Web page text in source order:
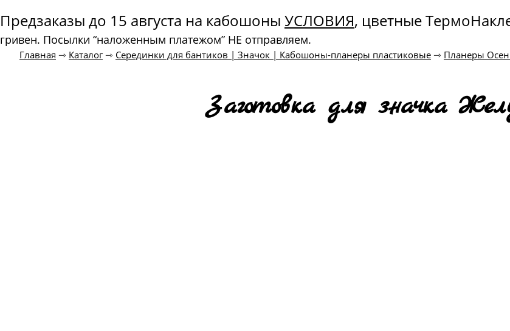
Предзаказы до 15 августа на кабошоны УСЛОВИЯ, цветные
гривен. Посылки “наложенным платежом” НЕ отправляем.
Главная ⇾ Каталог⇾ Серединки для бантиков | Значок | Кабошоны-планеры пластиковые ⇾ Планеры
Заготовка для значка